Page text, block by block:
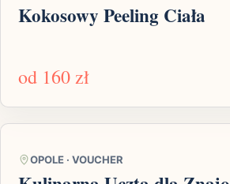
Kokosowy Peeling Ciała
od 160 zł
OPOLE · VOUCHER